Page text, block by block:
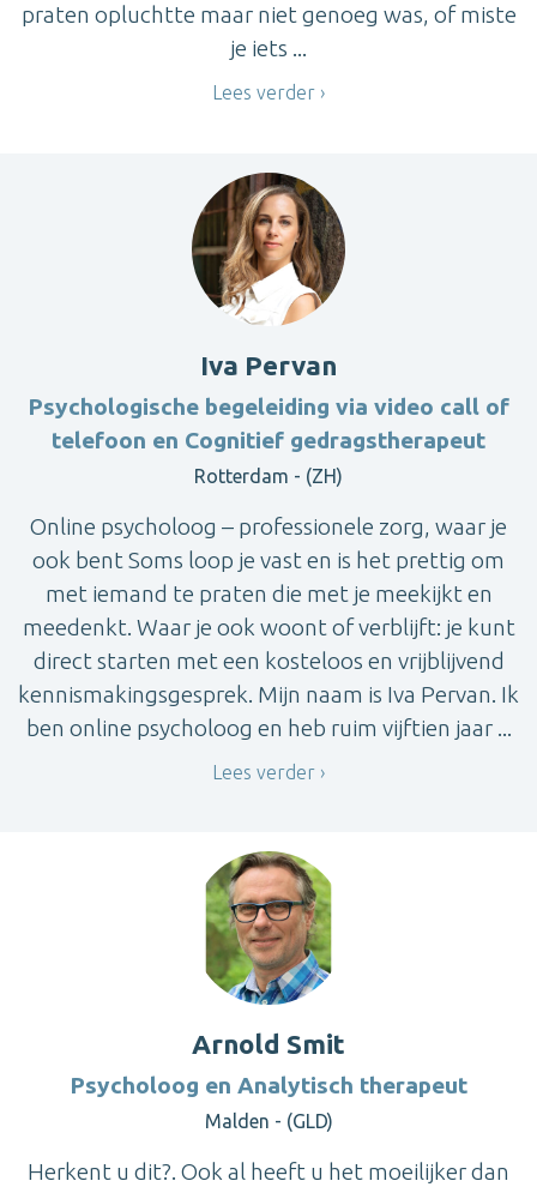
praten opluchtte maar niet genoeg was, of miste
je iets ...
Lees verder
Iva Pervan
Psychologische begeleiding via video call of
telefoon en Cognitief gedragstherapeut
Rotterdam - (ZH)
Online psycholoog – professionele zorg, waar je
ook bent Soms loop je vast en is het prettig om
met iemand te praten die met je meekijkt en
meedenkt. Waar je ook woont of verblijft: je kunt
direct starten met een kosteloos en vrijblijvend
kennismakingsgesprek. Mijn naam is Iva Pervan. Ik
ben online psycholoog en heb ruim vijftien jaar ...
Lees verder
Arnold Smit
Psycholoog en Analytisch therapeut
Malden - (GLD)
Herkent u dit?. Ook al heeft u het moeilijker dan